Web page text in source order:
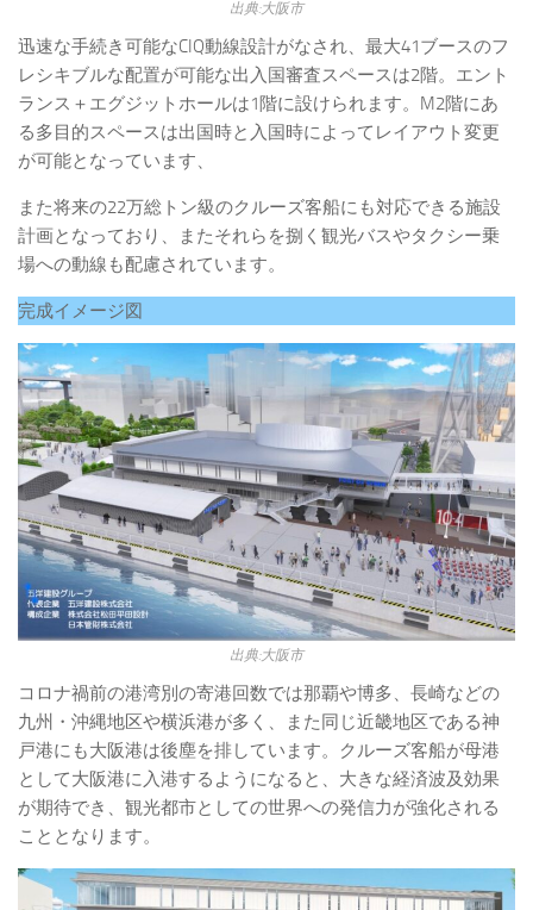
出典:大阪市
迅速な手続き可能なCIQ動線設計がなされ、最大41ブースのフ
レシキブルな配置が可能な出入国審査スペースは2階。エント
ランス＋エグジットホールは1階に設けられます。M2階にあ
る多目的スペースは出国時と入国時によってレイアウト変更
が可能となっています、
また将来の22万総トン級のクルーズ客船にも対応できる施設
計画となっており、またそれらを捌く観光バスやタクシー乗
場への動線も配慮されています。
完成イメージ図
出典:大阪市
コロナ禍前の港湾別の寄港回数では那覇や博多、長崎などの
九州・沖縄地区や横浜港が多く、また同じ近畿地区である神
戸港にも大阪港は後塵を排しています。クルーズ客船が母港
として大阪港に入港するようになると、大きな経済波及効果
が期待でき、観光都市としての世界への発信力が強化される
こととなります。